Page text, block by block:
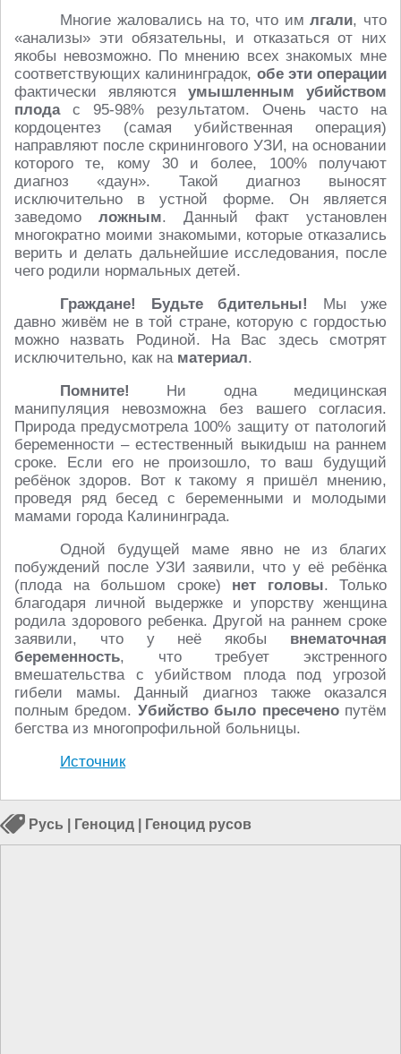
Многие жаловались на то, что имлгали, что
«анализы» эти обязательны, и отказаться от них
якобы невозможно. По мнению всех знакомых мне
соответствующих калининградок, обе эти операции
фактически являются умышленным убийством
плодас 95-98% результатом. Очень часто на
кордоцентез (самая убийственная операция)
направляют после скринингового УЗИ, на основании
которого те, кому 30 и более, 100% получают
диагноз «даун». Такой диагноз выносят
исключительно в устной форме. Он является
заведомо ложным. Данный факт установлен
многократно моими знакомыми, которые отказались
верить и делать дальнейшие исследования, после
чего родили нормальных детей.
Граждане! Будьте бдительны!
Мы уже
давно живём не в той стране, которую с гордостью
можно назвать Родиной. На Вас здесь смотрят
исключительно, как на материал.
Помните!
Ни одна медицинская
манипуляция невозможна без вашего согласия.
Природа предусмотрела 100% защиту от патологий
беременности – естественный выкидыш на раннем
сроке. Если его не произошло, то ваш будущий
ребёнок здоров. Вот к такому я пришёл мнению,
проведя ряд бесед с беременными и молодыми
мамами города Калининграда.
Одной будущей маме явно не из благих
побуждений после УЗИ заявили, что у её ребёнка
(плода на большом сроке) нет головы. Только
благодаря личной выдержке и упорству женщина
родила здорового ребенка. Другой на раннем сроке
заявили, что у неё якобы внематочная
беременность, что требует экстренного
вмешательства с убийством плода под угрозой
гибели мамы. Данный диагноз также оказался
полным бредом. Убийство было пресеченопутём
бегства из многопрофильной больницы.
Источник
Русь Геноцид Геноцид русов